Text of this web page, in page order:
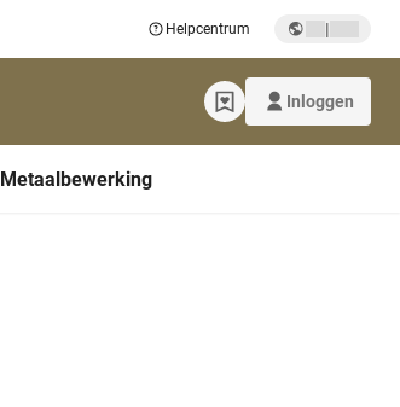
Helpcentrum |
Inloggen
Metaalbewerking